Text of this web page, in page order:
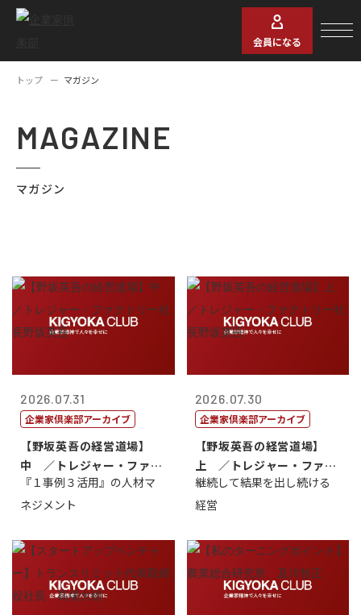
会員になる
トップ マガジン
MAGAZINE
マガジン
2026.07.31
企業家倶楽部アーカイブ
【野坂英吾の経営道場】
中 ／トレジャー・ファク
トリー社長野坂...
『１事例３活用』の人材マ
ネジメント
2026.07.30
企業家倶楽部アーカイブ
【野坂英吾の経営道場】
上 ／トレジャー・ファク
トリー社長野坂...
継続して結果を出し続ける
経営